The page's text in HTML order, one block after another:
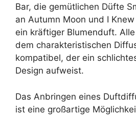
Bar, die gemütlichen Düfte
an Autumn Moon und I
ein kräftiger Blumenduft.
dem charakteristischen
kompatibel, der ein
Design aufweist.
Das Anbringen eines
ist eine großartige